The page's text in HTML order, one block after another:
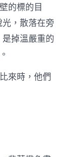
自
閉
癥
孩
五
天〉
的標的目
，散落在旁
掉溫嚴重的
來時，他們